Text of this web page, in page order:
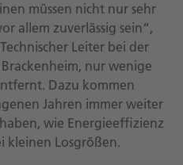
müssen nicht nur sehr
allem zuverlässig sein“,
Leiter bei der
nur wenige
Dazu kommen
Jahren immer weiter
wie Energieeffizienz
kleinen Losgrößen.